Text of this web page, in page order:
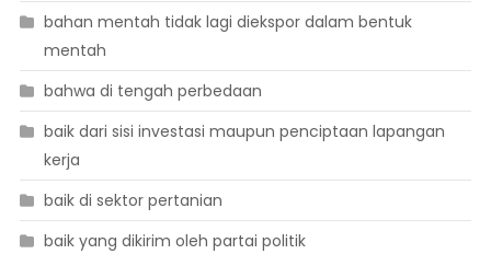
bahan mentah tidak lagi diekspor dalam bentuk
mentah
bahwa di tengah perbedaan
baik dari sisi investasi maupun penciptaan lapangan
kerja
baik di sektor pertanian
baik yang dikirim oleh partai politik